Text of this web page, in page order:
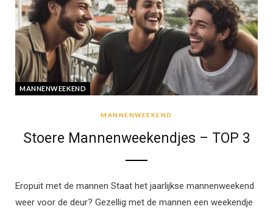
MANNENWEEKEND
MANNENWEEKEND
Stoere Mannenweekendjes – TOP 3
Eropuit met de mannen Staat het jaarlijkse mannenweekend
weer voor de deur? Gezellig met de mannen een weekendje